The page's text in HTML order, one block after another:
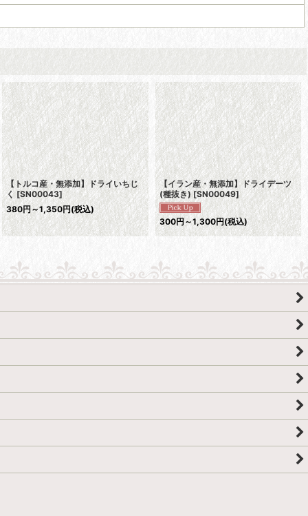
【トルコ産・無添加】ドライいちじ
く [SN00043]
380円 ～1,350円(税込)
【イラン産・無添加】ドライデーツ
(種抜き) [SN00049]
300円～1,300円(税込)